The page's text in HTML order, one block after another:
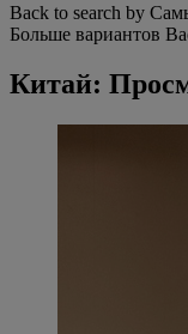
Back to search by
Больше вариантов
Китай: